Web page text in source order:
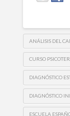
ANÁLISIS DEL
CURSO
DIAGNÓSTICO
DIAGNÓSTICO
ESCUELA